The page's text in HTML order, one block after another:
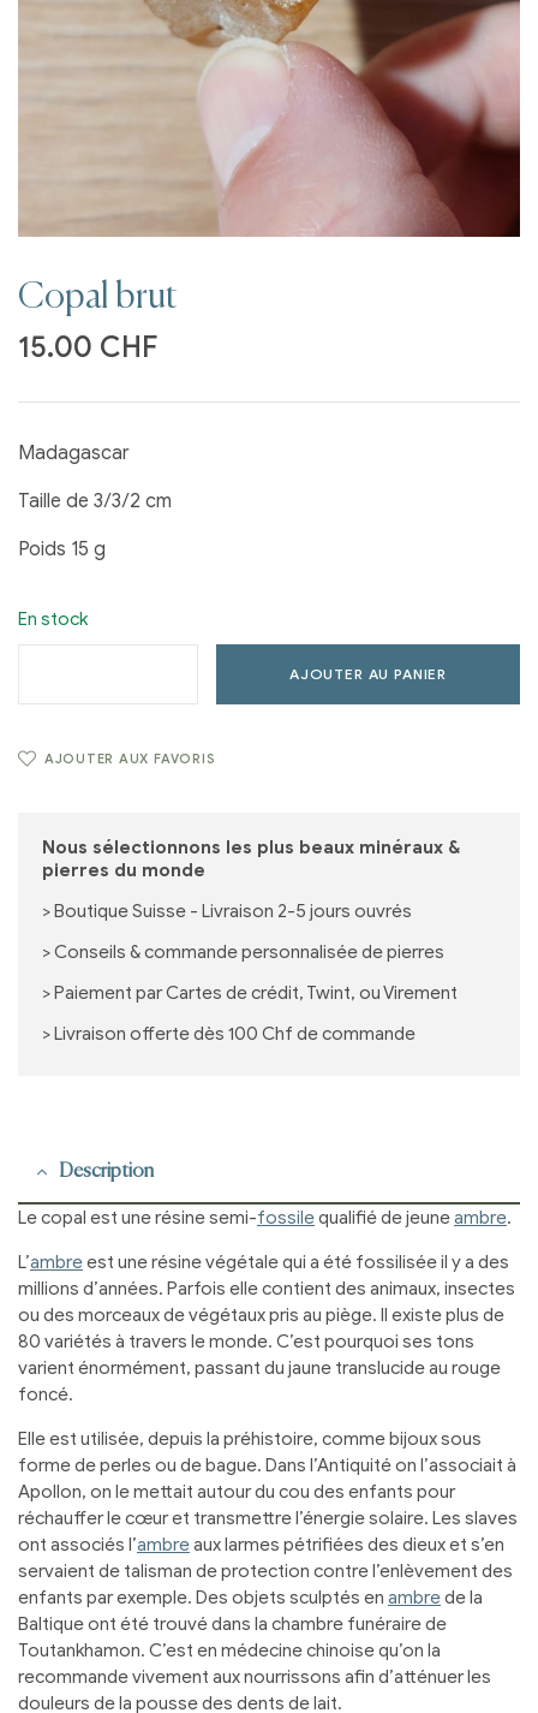
Copal brut
15.00 CHF
Madagascar
Taille de 3/3/2 cm
Poids 15 g
En stock
AJOUTER AU PANIER
AJOUTER AUX FAVORIS
Nous sélectionnons les plus beaux minéraux &
pierres du monde
> Boutique Suisse - Livraison 2-5 jours ouvrés
> Conseils & commande personnalisée de pierres
> Paiement par Cartes de crédit, Twint, ou Virement
> Livraison offerte dès 100 Chf de commande
Description
Le copal est une résine semi-fossilequalifié de jeuneambre.
L’ambreest une résine végétale qui a été fossilisée il y a des
millions d’années. Parfois elle contient des animaux, insectes
ou des morceaux de végétaux pris au piège. Il existe plus de
80 variétés à travers le monde. C’est pourquoi ses tons
varient énormément, passant du jaune translucide au rouge
foncé.
Elle est utilisée, depuis la préhistoire, comme bijoux sous
forme de perles ou de bague. Dans l’Antiquité on l’associait à
Apollon, on le mettait autour du cou des enfants pour
réchauffer le cœur et transmettre l’énergie solaire. Les slaves
ont associés l’ambreaux larmes pétrifiées des dieux et s’en
servaient de talisman de protection contre l’enlèvement des
enfants par exemple. Des objets sculptés en ambrede la
Baltique ont été trouvé dans la chambre funéraire de
Toutankhamon. C’est en médecine chinoise qu’on la
recommande vivement aux nourrissons afin d’atténuer les
douleurs de la pousse des dents de lait.